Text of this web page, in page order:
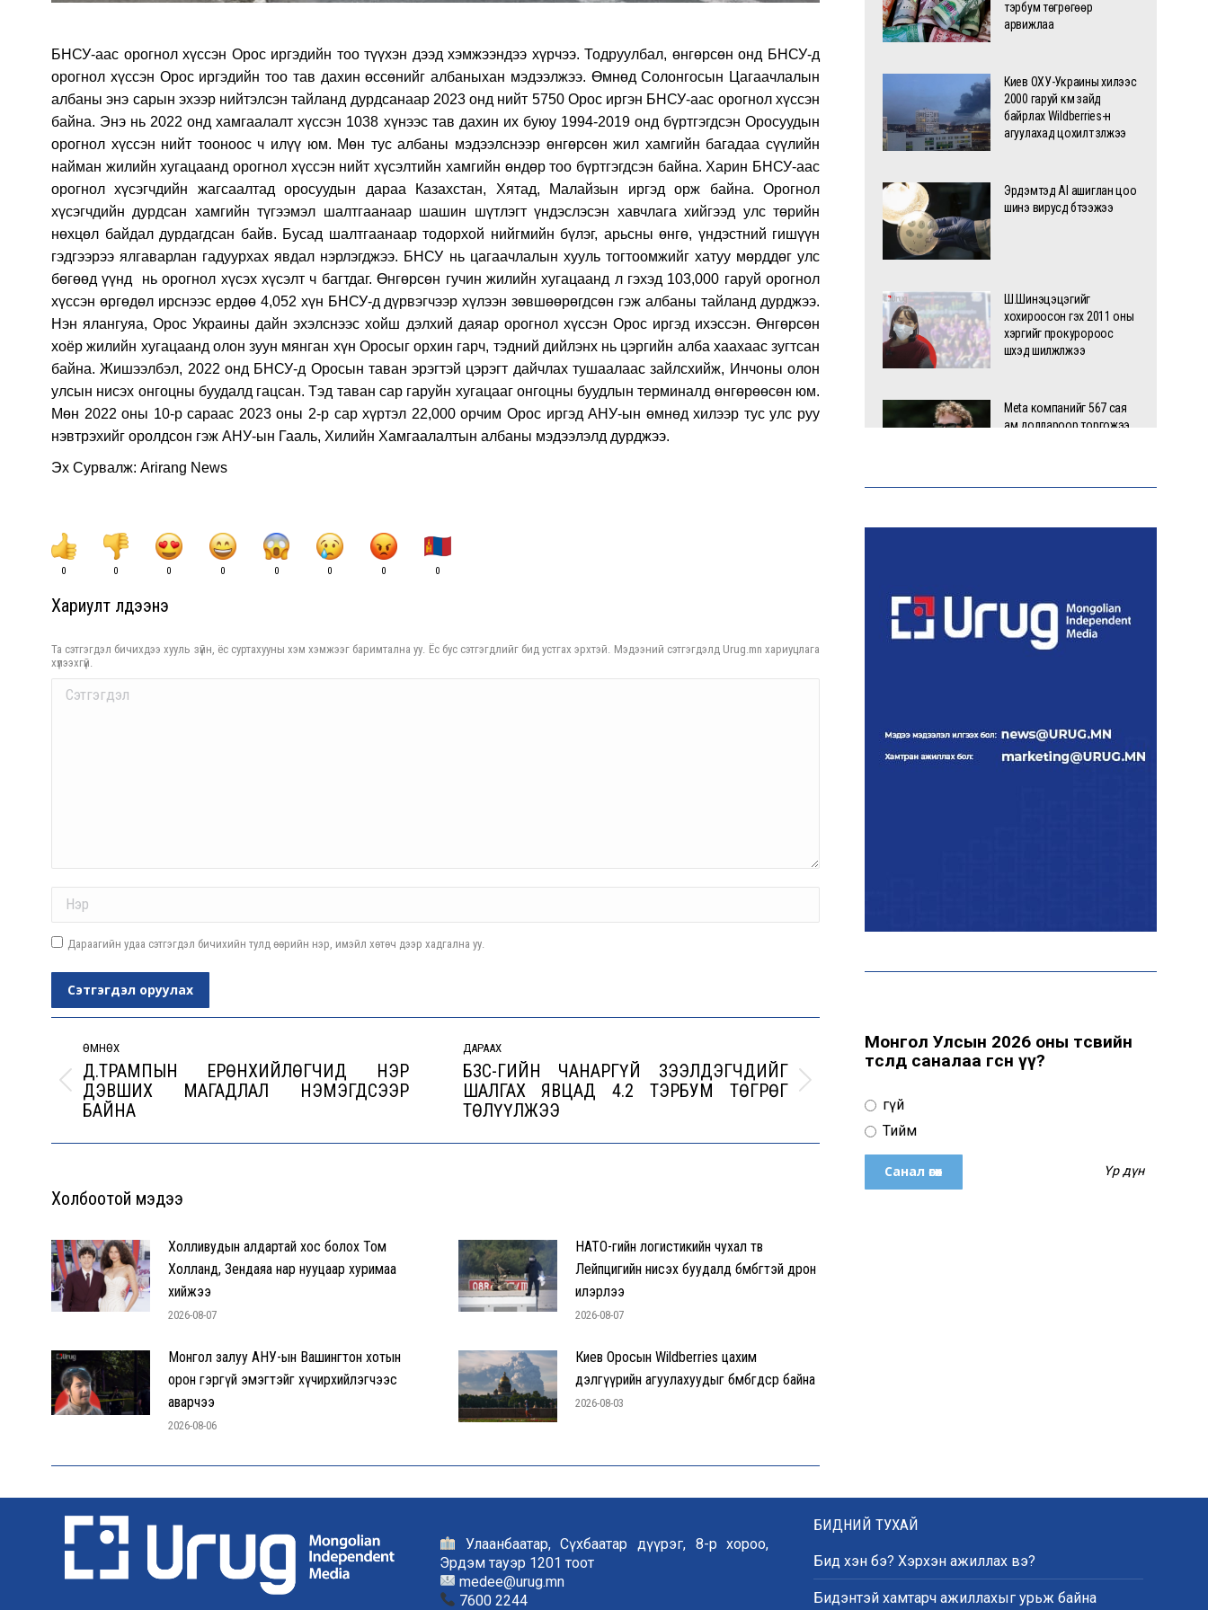
БНСУ-аас орогнол хүссэн Орос иргэдийн тоо түүхэн дээд хэмжээндээ хүрчээ. Тодруулбал, өнгөрсөн онд БНСУ-д
орогнол хүссэн Орос иргэдийн тоо тав дахин өссөнийг албаныхан мэдээлжээ. Өмнөд Солонгосын Цагаачлалын
албаны энэ сарын эхээр нийтэлсэн тайланд дурдсанаар 2023 онд нийт 5750 Орос иргэн БНСУ-аас орогнол хүссэн
байна. Энэ нь 2022 онд хамгаалалт хүссэн 1038 хүнээс тав дахин их буюу 1994-2019 онд бүртгэгдсэн Оросуудын
орогнол хүссэн нийт тооноос ч илүү юм. Мөн тус албаны мэдээлснээр өнгөрсөн жил хамгийн багадаа сүүлийн
найман жилийн хугацаанд орогнол хүссэн нийт хүсэлтийн хамгийн өндөр тоо бүртгэгдсэн байна. Харин БНСУ-аас
орогнол хүсэгчдийн жагсаалтад оросуудын дараа Казахстан, Хятад, Малайзын иргэд орж байна. Орогнол
хүсэгчдийн дурдсан хамгийн түгээмэл шалтгаанаар шашин шүтлэгт үндэслэсэн хавчлага хийгээд улс төрийн
нөхцөл байдал дурдагдсан байв. Бусад шалтгаанаар тодорхой нийгмийн бүлэг, арьсны өнгө, үндэстний гишүүн
гэдгээрээ ялгаварлан гадуурхах явдал нэрлэгджээ. БНСУ нь цагаачлалын хууль тогтоомжийг хатуу мөрддөг улс
бөгөөд үүнд нь орогнол хүсэх хүсэлт ч багтдаг. Өнгөрсөн гучин жилийн хугацаанд л гэхэд 103,000 гаруй орогнол
хүссэн өргөдөл ирснээс ердөө 4,052 хүн БНСУ-д дүрвэгчээр хүлээн зөвшөөрөгдсөн гэж албаны тайланд дурджээ.
Нэн ялангуяа, Орос Украины дайн эхэлснээс хойш дэлхий даяар орогнол хүссэн Орос иргэд ихэссэн. Өнгөрсөн
хоёр жилийн хугацаанд олон зуун мянган хүн Оросыг орхин гарч, тэдний дийлэнх нь цэргийн алба хаахаас зугтсан
байна. Жишээлбэл, 2022 онд БНСУ-д Оросын таван эрэгтэй цэрэгт дайчлах тушаалаас зайлсхийж, Инчоны олон
улсын нисэх онгоцны буудалд гацсан. Тэд таван сар гаруйн хугацааг онгоцны буудлын терминалд өнгөрөөсөн юм.
Мөн 2022 оны 10-р сараас 2023 оны 2-р сар хүртэл 22,000 орчим Орос иргэд АНУ-ын өмнөд хилээр тус улс руу
нэвтрэхийг оролдсон гэж АНУ-ын Гааль, Хилийн Хамгаалалтын албаны мэдээлэлд дурджээ.
Эx Сурвалж: Arirang News
0 0 0 0 0 0 0 0
Хариулт үлдээнэ үү
Та сэтгэгдэл бичихдээ хууль зүйн, ёс суртахууны хэм хэмжээг баримтална уу. Ёс бус сэтгэгдлийг бид устгах эрхтэй. Мэдээний сэтгэгдэлд Urug.mn хариуцлага
хүлээхгүй.
Comment
Дараагийн удаа сэтгэгдэл бичихийн тулд өөрийн нэр, имэйл хөтөч дээр хадгална уу.
Сэтгэгдэл оруулах
navigation
ӨМНӨХ
Previous
post:
Д.ТРАМПЫН ЕРӨНXИЙЛӨГЧИД НЭР
ДЭВШИX МАГАДЛАЛ НЭМЭГДСЭЭР
БАЙНА
ДАРААХ
Next
post:
БЗС-ГИЙН ЧАНАРГҮЙ ЗЭЭЛДЭГЧДИЙГ
ШАЛГАХ ЯВЦАД 4.2 ТЭРБУМ ТӨГРӨГ
ТӨЛҮҮЛЖЭЭ
Холбоотой мэдээ
Холливудын алдартай хос болох Том
Холланд, Зендаяа нар нууцаар хуримаа
хийжээ
2026-08-07
НАТО-гийн логистикийн чухал төв
Лейпцигийн нисэх буудалд бөмбөгтэй дрон
илэрлээ
2026-08-07
Монгол залуу АНУ-ын Вашингтон хотын
орон гэргүй эмэгтэйг хүчирхийлэгчээс
аварчээ
2026-08-06
Киев Оросын Wildberries цахим
дэлгүүрийн агуулахуудыг бөмбөгдсөөр байна
2026-08-03
тэрбум төгрөгөөр
арвижлаа
Киев ОХУ-Украины хилээс
2000 гаруй км зайд
байрлах Wildberries-н
агуулахад цохилт үзүүлжээ
Эрдэмтэд AI ашиглан цоо
шинэ вирусүүд бүтээжээ
Ш.Шинэцэцэгийг
хохироосон гэх 2011 оны
хэргийг прокуророос
шүүхэд шилжүүлжээ
Meta компанийг 567 сая
ам.доллароор торгожээ
“Сүхбаатар дүүрэгт
үйлдвэрлэв- 2026”
Т.Ганболд:
Ерөнхийлөгчийн
сонгуульд нэр дэвших
Ховд аймагт сураггүй алга
103 бүртгэлийг хүчингүй
болголоо
Монгол Улсын 2026 оны төсвийн
төсөлд саналаа өгсөн үү?
Үгүй
Тийм
Үр дүн
Улаанбаатар, Сүхбаатар дүүрэг, 8-р хороо,
Эрдэм тауэр 1201 тоот
medee@urug.mn
7600 2244
БИДНИЙ ТУХАЙ
Бид хэн бэ? Хэрхэн ажиллах вэ?
Бидэнтэй хамтарч ажиллахыг урьж байна